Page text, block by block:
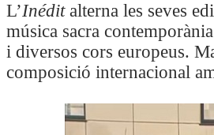
L’Inédit alterna les seves
música sacra
i diversos cors europeus.
composició internacional